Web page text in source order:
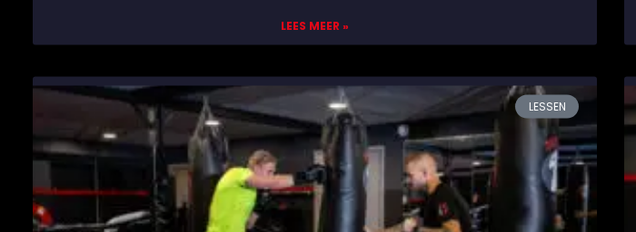
LEES MEER »
LESSEN